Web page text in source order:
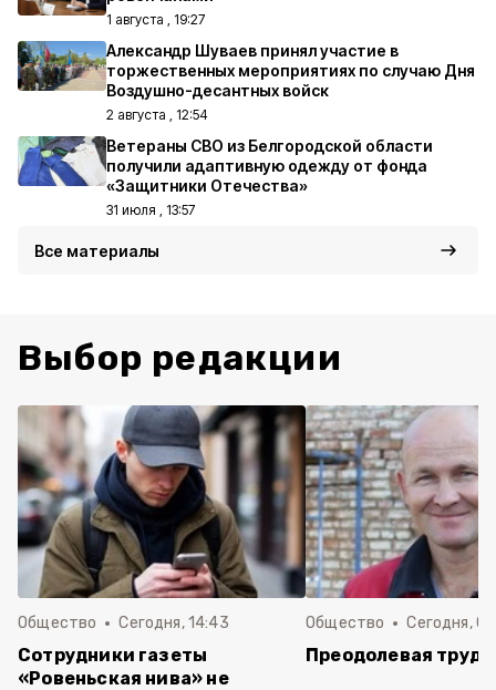
1 августа , 19:27
Александр Шуваев принял участие в
торжественных мероприятиях по случаю Дня
Воздушно-десантных войск
2 августа , 12:54
Ветераны СВО из Белгородской области
получили адаптивную одежду от фонда
«Защитники Отечества»
31 июля , 13:57
Все материалы
Выбор редакции
Общество Сегодня, 14:43
Сотрудники газеты
«Ровеньская нива» не
Общество Сегодня,
Преодолевая